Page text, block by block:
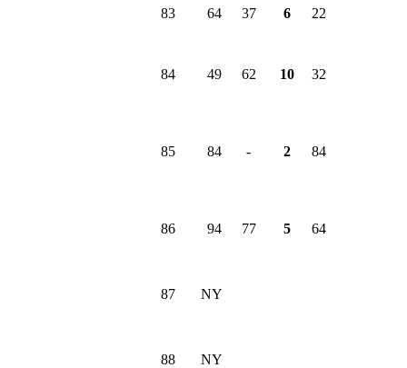
83 64 37 6 22
84 49 62 10 32
85 84 - 2 84
86 94 77 5 64
87 NY
88 NY